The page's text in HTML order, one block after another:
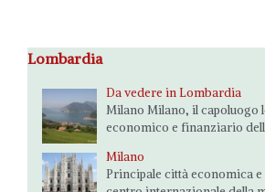
Lombardia
Da vedere in Lombardia
Milano Milano, il capoluogo
economico e finanziario
Milano
Principale città economica